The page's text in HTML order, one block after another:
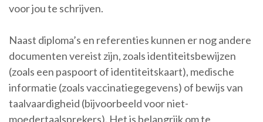
voor jou te schrijven.
Naast diploma’s en referenties kunnen er nog andere
documenten vereist zijn, zoals identiteitsbewijzen
(zoals een paspoort of identiteitskaart), medische
informatie (zoals vaccinatiegegevens) of bewijs van
taalvaardigheid (bijvoorbeeld voor niet-
moedertaalsprekers). Het is belangrijk om te